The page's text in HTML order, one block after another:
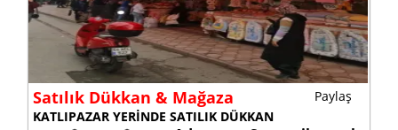
Satılık Dükkan & Mağaza
KATLIPAZAR YERİNDE SATILIK DÜKKAN
Paylaş